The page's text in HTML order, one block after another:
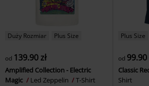
Duży Rozmiar Plus Size
od 139.90 zł
Amplified Collection - Electric
Magic
Led Zeppelin T-Shirt
Plus Size
od 99.90
Classic
Shirt